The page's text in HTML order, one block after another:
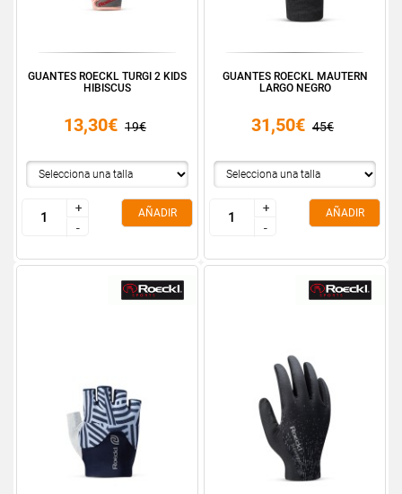
GUANTES ROECKL TURGI 2 KIDS
HIBISCUS
13,30€ 19€
+
-
+
-
AÑADIR
GUANTES ROECKL MAUTERN
LARGO NEGRO
31,50€ 45€
+
-
+
-
AÑADIR